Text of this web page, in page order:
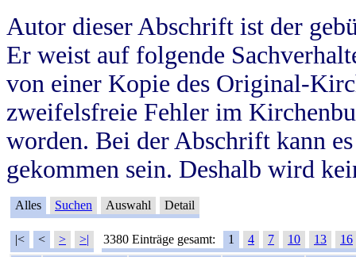
Autor dieser Abschrift ist der
Er weist auf folgende
von einer Kopie des Original-
zweifelsfreie Fehler im
worden. Bei der Abschrift kann
gekommen sein. Deshalb wird
Alles Suchen Auswahl Detail
|< < > >| 3380 Einträge gesamt: 1 4 7 10 13
16